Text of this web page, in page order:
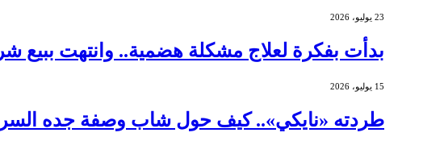
23 يوليو، 2026
بدأت بفكرة لعلاج مشكلة هضمية.. وانتهت ببيع شركتها مقابل
15 يوليو، 2026
طردته «نايكي».. كيف حول شاب وصفة جده السرية